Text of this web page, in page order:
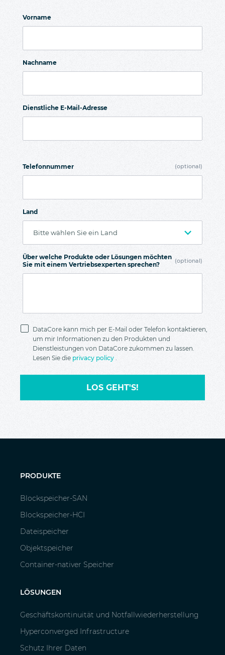
Vorname
Nachname
Dienstliche E-Mail-Adresse
Telefonnummer (optional)
Land
Über welche Produkte oder Lösungen möchten
Sie mit einem Vertriebsexperten sprechen?
(optional)
DataCore kann mich per E-Mail oder Telefon kontaktieren,
um mir Informationen zu den Produkten und
Dienstleistungen von DataCore zukommen zu lassen.
Lesen Sie die privacy policy
LOS GEHT'S!
PRODUKTE
Blockspeicher-SAN
Blockspeicher-HCI
Dateispeicher
Objektspeicher
Container-nativer Speicher
LÖSUNGEN
Geschäftskontinuität und Notfallwiederherstellung
Hyperconverged Infrastructure
Schutz Ihrer Daten